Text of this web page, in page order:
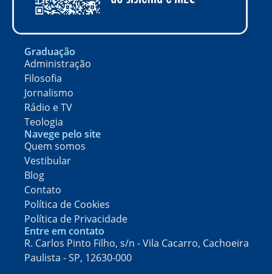
Graduação
Administração
Filosofia
Jornalismo
Rádio e TV
Teologia
Navege pelo site
Quem somos
Vestibular
Blog
Contato
Política de Cookies
Política de Privacidade
Entre em contato
R. Carlos Pinto Filho, s/n - Vila Cacarro, Cachoeira
Paulista - SP, 12630-000​